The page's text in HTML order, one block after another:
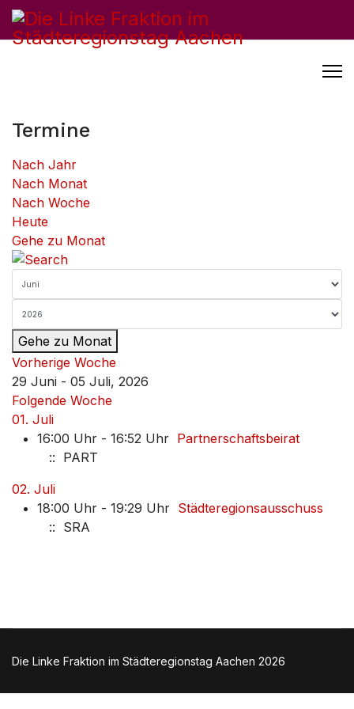
Termine
Nach Jahr
Nach Monat
Nach Woche
Heute
Gehe zu Monat
Gehe zu Monat
Vorherige Woche
29 Juni - 05 Juli, 2026
Folgende Woche
01. Juli
16:00 Uhr - 16:52 Uhr Partnerschaftsbeirat
:: PART
02. Juli
18:00 Uhr - 19:29 Uhr Städteregionsausschuss
:: SRA
Die Linke Fraktion im Städteregionstag Aachen 2026